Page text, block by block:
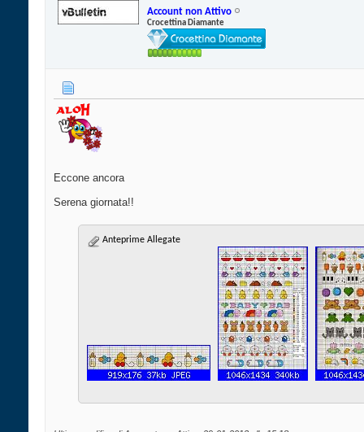
Account non Attivo
Crocettina Diamante
Eccone ancora
Serena giornata!!
Anteprime Allegate